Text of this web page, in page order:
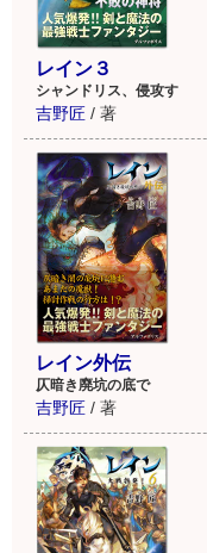
レイン３
シャンドリス、侵攻す
吉野匠 / 著
レイン外伝
仄暗き廃坑の底で
吉野匠 / 著